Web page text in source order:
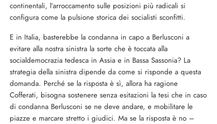
continentali, l’arroccamento sulle posizioni più radicali si
configura come la pulsione storica dei socialisti sconfitti.
E in Italia, basterebbe la condanna in capo a Berlusconi a
evitare alla nostra sinistra la sorte che è toccata alla
socialdemocrazia tedesca in Assia e in Bassa Sassonia? La
strategia della sinistra dipende da come si risponde a questa
domanda. Perché se la risposta è sì, allora ha ragione
Cofferati, bisogna sostenere senza esitazioni la tesi che in caso
di condanna Berlusconi se ne deve andare, e mobilitare le
piazze e marcare stretto i giudici. Ma se la risposta è no –